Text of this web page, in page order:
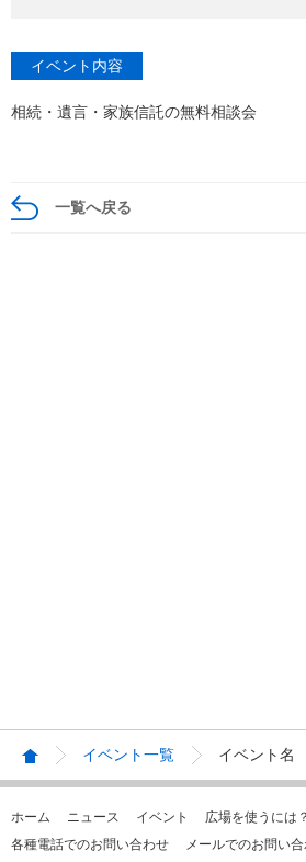
イベント内容
相続・遺言・家族信託の無料相談会
一覧へ戻る
イベント一覧 イベント名
ホーム ニュース イベント 広場を使うには？
各種電話でのお問い合わせ
メールでのお問い